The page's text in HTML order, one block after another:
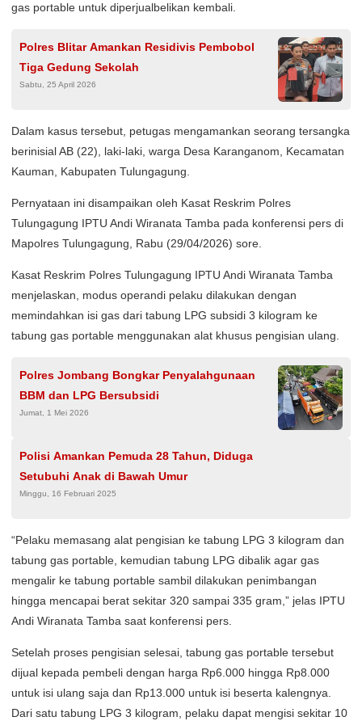
gas portable untuk diperjualbelikan kembali.
Polres Blitar Amankan Residivis Pembobol
Tiga Gedung Sekolah
Sabtu, 25 April 2026
Dalam kasus tersebut, petugas mengamankan seorang tersangka
berinisial AB (22), laki-laki, warga Desa Karanganom, Kecamatan
Kauman, Kabupaten Tulungagung.
Pernyataan ini disampaikan oleh Kasat Reskrim Polres
Tulungagung IPTU Andi Wiranata Tamba pada konferensi pers di
Mapolres Tulungagung, Rabu (29/04/2026) sore.
Kasat Reskrim Polres Tulungagung IPTU Andi Wiranata Tamba
menjelaskan, modus operandi pelaku dilakukan dengan
memindahkan isi gas dari tabung LPG subsidi 3 kilogram ke
tabung gas portable menggunakan alat khusus pengisian ulang.
Polres Jombang Bongkar Penyalahgunaan
BBM dan LPG Bersubsidi
Jumat, 1 Mei 2026
Polisi Amankan Pemuda 28 Tahun, Diduga
Setubuhi Anak di Bawah Umur
Minggu, 16 Februari 2025
“Pelaku memasang alat pengisian ke tabung LPG 3 kilogram dan
tabung gas portable, kemudian tabung LPG dibalik agar gas
mengalir ke tabung portable sambil dilakukan penimbangan
hingga mencapai berat sekitar 320 sampai 335 gram,” jelas IPTU
Andi Wiranata Tamba saat konferensi pers.
Setelah proses pengisian selesai, tabung gas portable tersebut
dijual kepada pembeli dengan harga Rp6.000 hingga Rp8.000
untuk isi ulang saja dan Rp13.000 untuk isi beserta kalengnya.
Dari satu tabung LPG 3 kilogram, pelaku dapat mengisi sekitar 10